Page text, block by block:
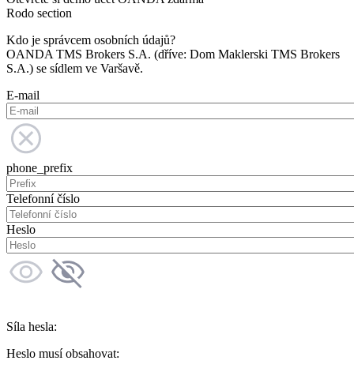
Rodo section
Kdo je správcem osobních údajů?
OANDA TMS Brokers S.A. (dříve: Dom Maklerski TMS Brokers
S.A.) se sídlem ve Varšavě.
E-mail
phone_prefix
Telefonní číslo
Heslo
Síla hesla:
Heslo musí obsahovat: